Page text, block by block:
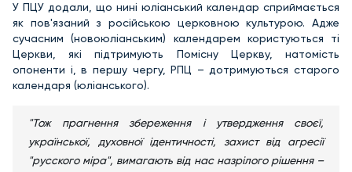
У ПЦУ додали, що нині юліанський календар сприймається
як пов'язаний з російською церковною культурою. Адже
сучасним (новоюліанським) календарем користуються ті
Церкви, які підтримують Помісну Церкву, натомість
опоненти і, в першу чергу, РПЦ – дотримуються старого
календаря (юліанського).
"Тож прагнення збереження і утвердження своєї,
української, духовної ідентичності, захист від агресії
"русского міра", вимагають від нас назрілого рішення –